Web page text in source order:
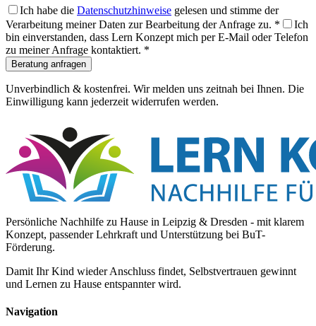
Ich habe die Datenschutzhinweise gelesen und stimme der
Verarbeitung meiner Daten zur Bearbeitung der Anfrage zu. *
Ich
bin einverstanden, dass Lern Konzept mich per E-Mail oder Telefon
zu meiner Anfrage kontaktiert. *
Beratung anfragen
Unverbindlich & kostenfrei. Wir melden uns zeitnah bei Ihnen. Die
Einwilligung kann jederzeit widerrufen werden.
Persönliche Nachhilfe zu Hause in Leipzig & Dresden - mit klarem
Konzept, passender Lehrkraft und Unterstützung bei BuT-
Förderung.
Damit Ihr Kind wieder Anschluss findet, Selbstvertrauen gewinnt
und Lernen zu Hause entspannter wird.
Navigation